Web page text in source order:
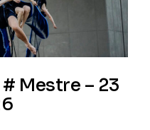
# Mestre – 23